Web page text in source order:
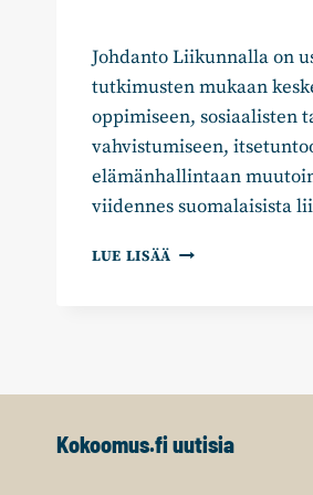
Johdanto Liikunnalla on
tutkimusten mukaan
oppimiseen, sosiaalisten
vahvistumiseen,
elämänhallintaan
viidennes suomalaisista
LUE LISÄÄ #SAALIIKKUA
Kokoomus.fi uutisia